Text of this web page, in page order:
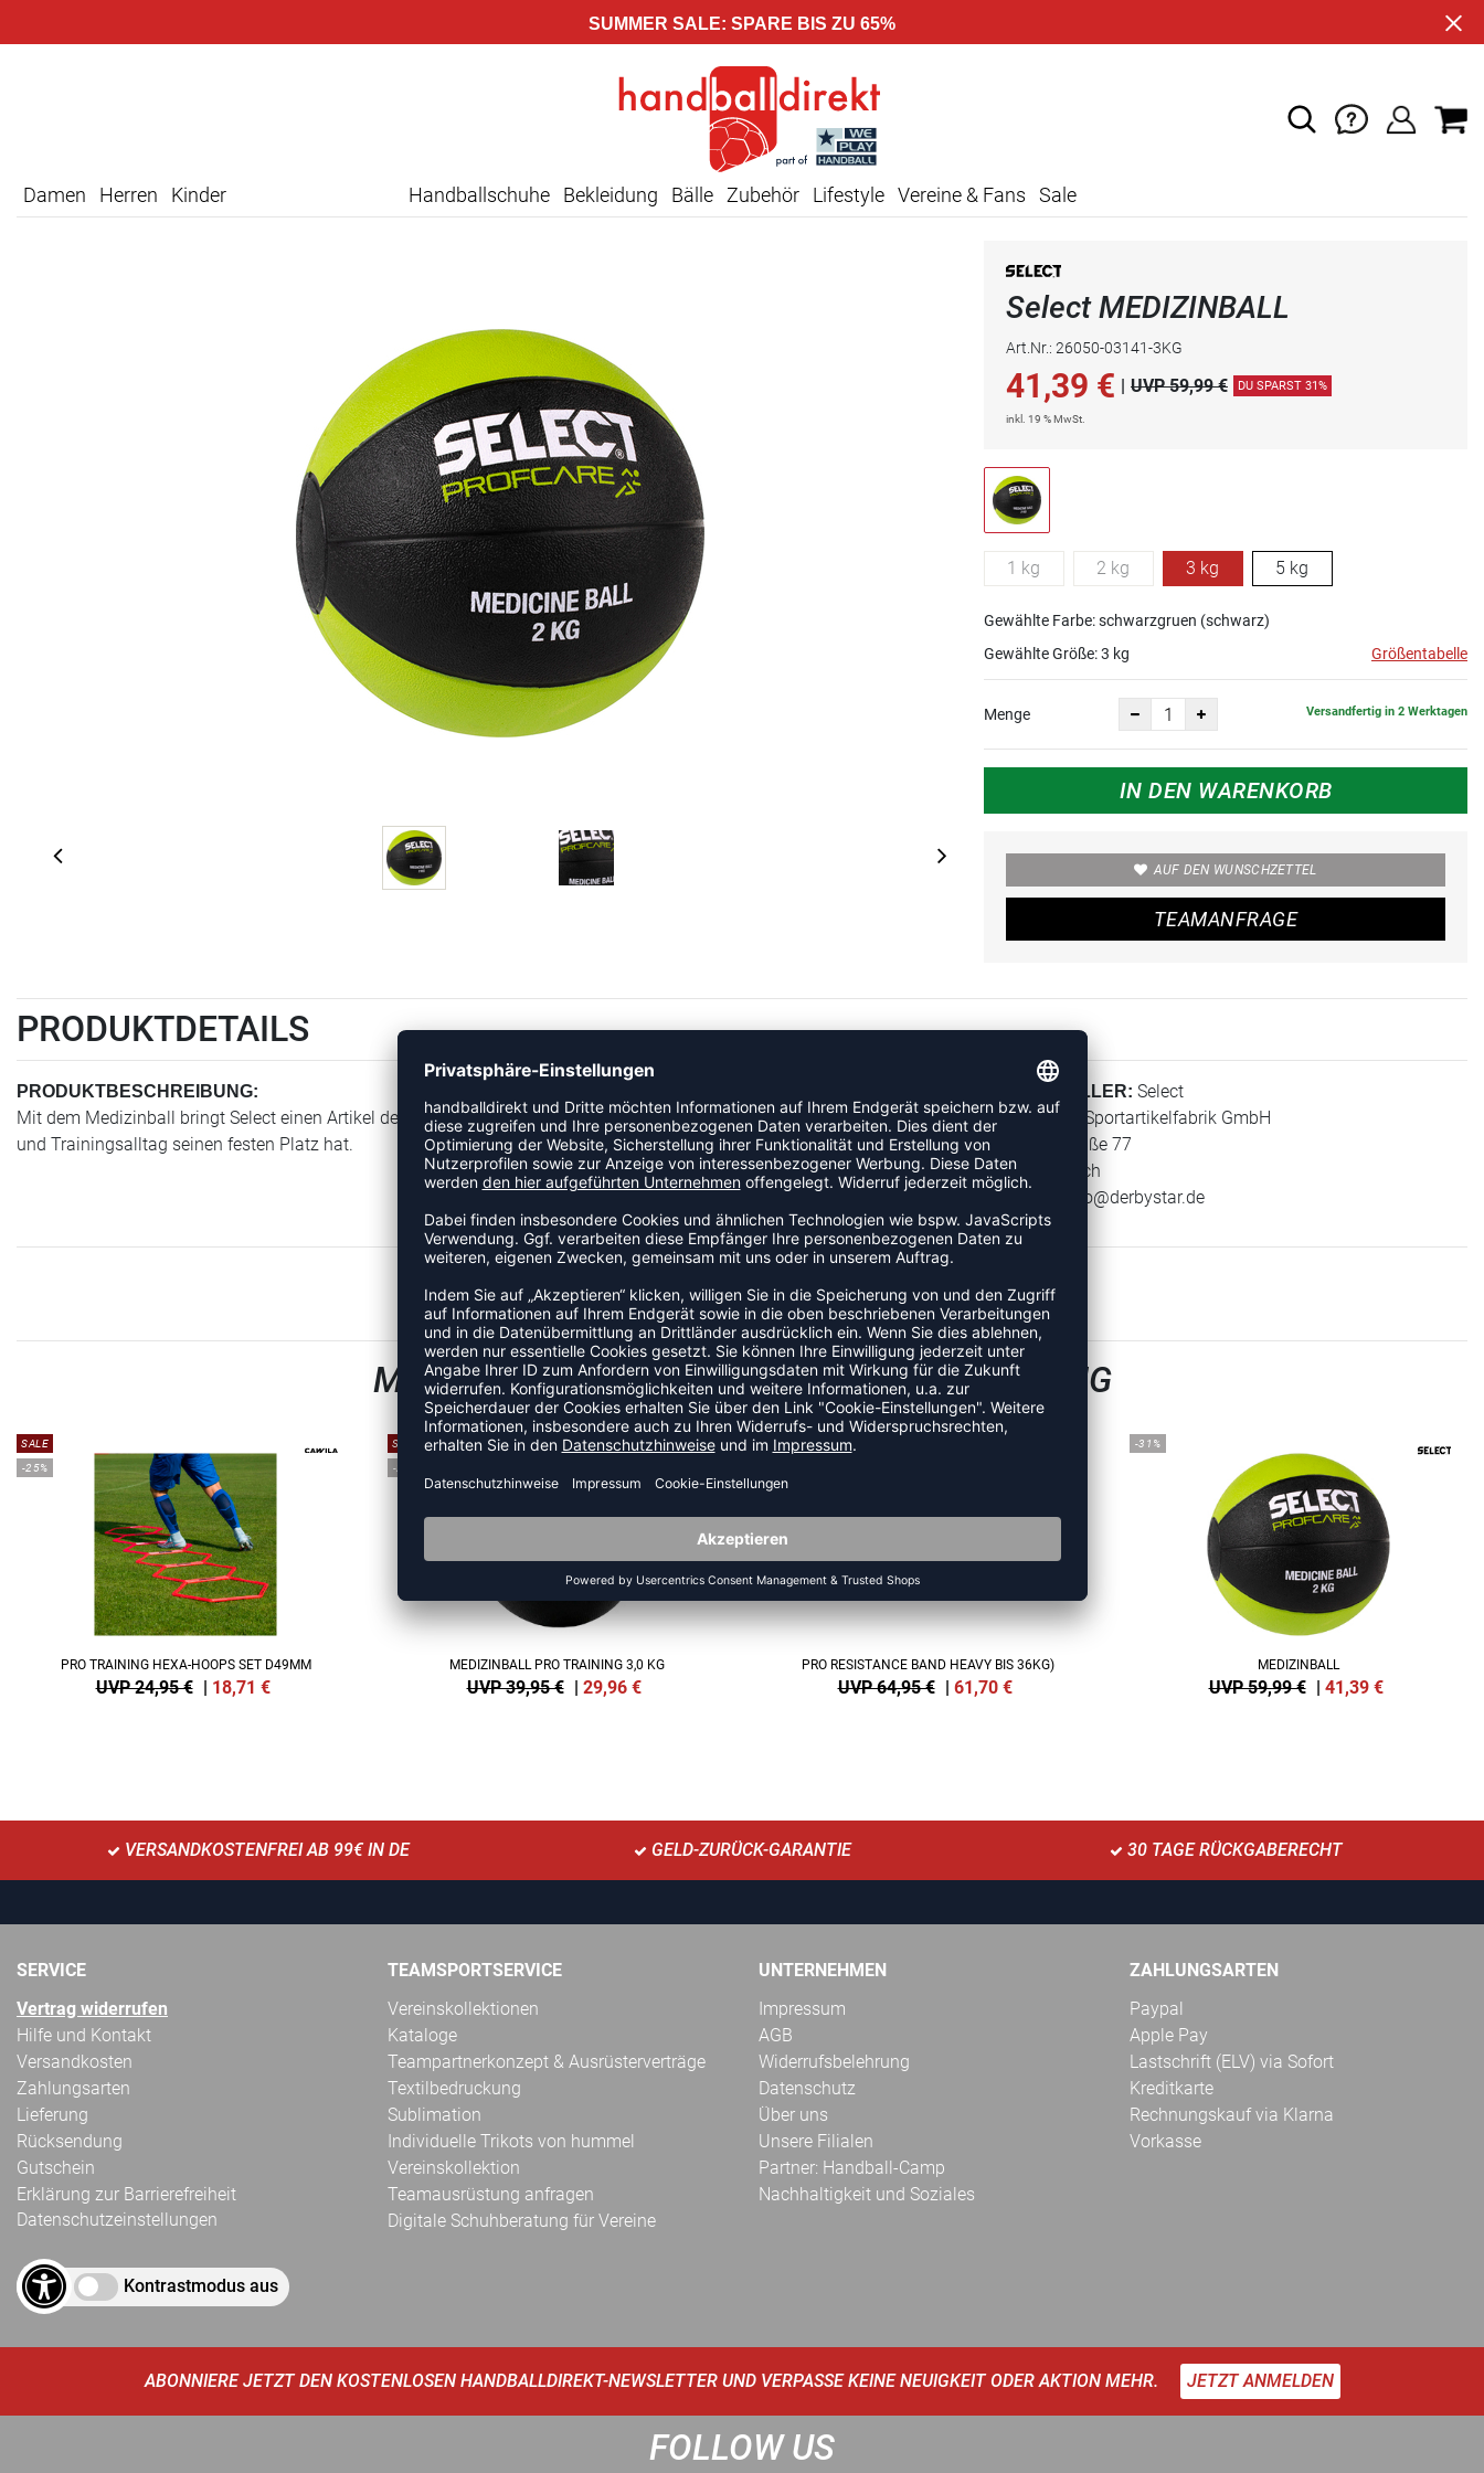
SUMMER SALE: SPARE BIS ZU 65%
Damen Herren Kinder Handballschuhe Bekleidung Bälle Zubehör Lifestyle Vereine & Fans Sale
Select MEDIZINBALL
Art.Nr.: 26050-03141-3KG
41,39 € | UVP 59,99 € DU SPARST 31%
inkl. 19 % MwSt.
1 kg 2 kg 3 kg 5 kg
Gewählte Farbe: schwarzgruen (schwarz)
Gewählte Größe:3 kg Größentabelle
Menge Versandfertig in 2 Werktagen
IN DEN WARENKORB
AUF DEN WUNSCHZETTEL
TEAMANFRAGE
PRODUKTDETAILS
PRODUKTBESCHREIBUNG:
Mit dem Medizinball bringt Select einen Artikel der Kategorie Medizinball an den Start. Ein Ausrüstungsteil, das im Vereins-
und Trainingsalltag seinen festen Platz hat.
HERSTELLER: Select
Derbystar Sportartikelfabrik GmbH
Klever Straße 77
47574 Goch
info@derbystar.de
ZULETZT ANGESEHEN
MEHR AUS DER KATEGORIE FITNESSTRAINING
SALE
-25%
PRO TRAINING HEXA-HOOPS SET D49MM
UVP 24,95 € | 18,71 €
SALE
-25%
MEDIZINBALL PRO TRAINING 3,0 KG
UVP 39,95 € | 29,96 €
SALE
PRO RESISTANCE BAND HEAVY BIS 36KG)
UVP 64,95 € | 61,70 €
-31%
MEDIZINBALL
UVP 59,99 € | 41,39 €
VERSANDKOSTENFREI AB 99€ IN DE GELD-ZURÜCK-GARANTIE 30 TAGE RÜCKGABERECHT
SERVICE
Vertrag widerrufen
Hilfe und Kontakt
Versandkosten
Zahlungsarten
Lieferung
Rücksendung
Gutschein
Erklärung zur Barrierefreiheit
Datenschutzeinstellungen
Kontrastmodus aus
TEAMSPORTSERVICE
Vereinskollektionen
Kataloge
Teampartnerkonzept & Ausrüsterverträge
Textilbedruckung
Sublimation
Individuelle Trikots von hummel
Vereinskollektion
Teamausrüstung anfragen
Digitale Schuhberatung für Vereine
UNTERNEHMEN
Impressum
AGB
Widerrufsbelehrung
Datenschutz
Über uns
Unsere Filialen
Partner: Handball-Camp
Nachhaltigkeit und Soziales
ZAHLUNGSARTEN
Paypal
Apple Pay
Lastschrift (ELV) via Sofort
Kreditkarte
Rechnungskauf via Klarna
Vorkasse
ABONNIERE JETZT DEN KOSTENLOSEN HANDBALLDIREKT-NEWSLETTER UND VERPASSE KEINE NEUIGKEIT ODER AKTION MEHR. JETZT ANMELDEN
FOLLOW US